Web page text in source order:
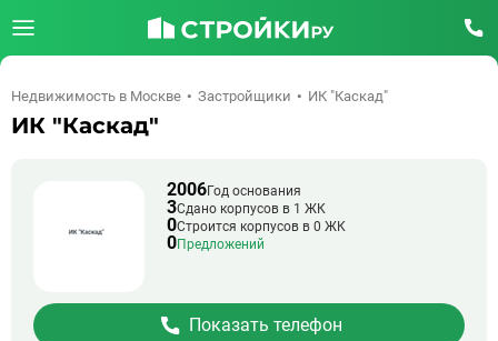
Недвижимость в Москве Застройщики ИК "Каскад"
ИК "Каскад"
2006Год основания
3Сдано корпусов в 1 ЖК
0Строится корпусов в 0 ЖК
0Предложений
Показать телефон